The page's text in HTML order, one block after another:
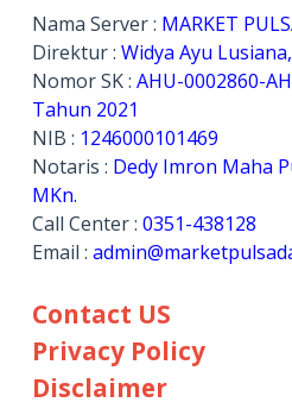
Nama Server : MARKET
Direktur : Widya Ayu Lusiana,
Nomor SK : AHU-0002860-
Tahun 2021
NIB : 1246000101469
Notaris : Dedy Imron Maha
MKn.
Call Center : 0351-438128
Email :
Contact US
Privacy Policy
Disclaimer